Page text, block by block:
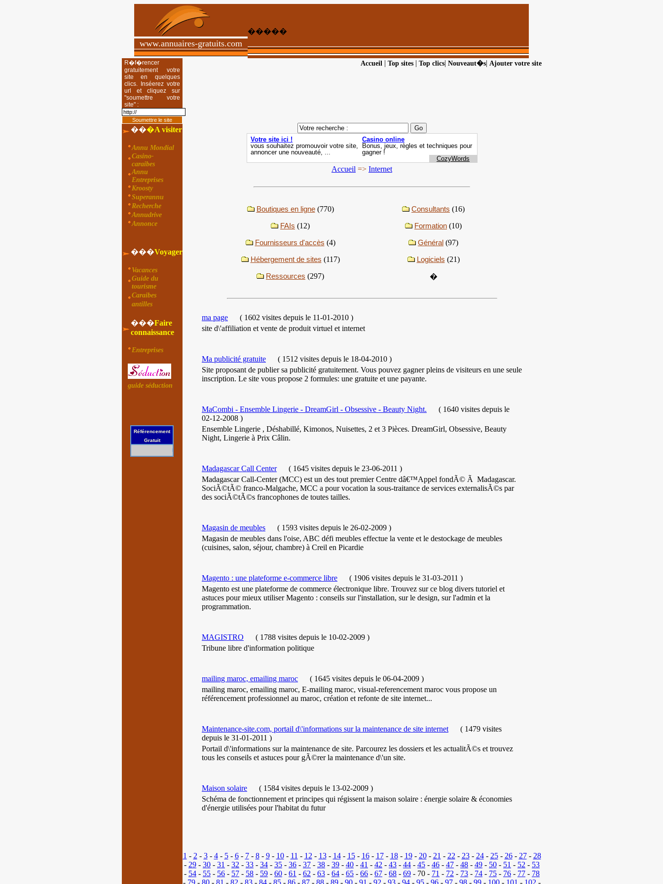
www.annuaires-gratuits.com
�����
R�f�rencer
gratuitement votre
site en quelques
clics. Inséerez votre
url et cliquez sur
"soumettre votre
site" :
���A visiter
Annu Mondial
Casino-
caraibes
Annu
Entreprises
Kroosty
Superannu
Recherche
Annudrive
Annonce
���Voyager
Vacances
Guide du
tourisme
Caraibes
antilles
���Faire
connaissance
Entreprises
guide séduction
Référencement
Gratuit
Référencez gratuitement votre site.
Accueil | Top sites| Top clics| Nouveaut�s| Ajouter votre site
Accueil => Internet
Boutiques en ligne (770) Consultants (16)
FAIs (12) Formation (10)
Fournisseurs d'accès (4) Général (97)
Hébergement de sites (117) Logiciels (21)
Ressources (297) �
ma page ( 1602 visites depuis le 11-01-2010 )
site d\'affiliation et vente de produit virtuel et internet
Ma publicité gratuite ( 1512 visites depuis le 18-04-2010 )
Site proposant de publier sa publicité gratuitement. Vous pouvez gagner pleins de visiteurs en une seule
inscription. Le site vous propose 2 formules: une gratuite et une payante.
MaCombi - Ensemble Lingerie - DreamGirl - Obsessive - Beauty Night. ( 1640 visites depuis le
02-12-2008 )
Ensemble Lingerie , Déshabillé, Kimonos, Nuisettes, 2 et 3 Pièces. DreamGirl, Obsessive, Beauty
Night, Lingerie à Prix Câlin.
Madagascar Call Center( 1645 visites depuis le 23-06-2011 )
Madagascar Call-Center (MCC) est un des tout premier Centre dâ€™Appel fondÃ© Ã Madagascar.
SociÃ©tÃ© franco-Malgache, MCC a pour vocation la sous-traitance de services externalisÃ©s par
des sociÃ©tÃ©s francophones de toutes tailles.
Magasin de meubles ( 1593 visites depuis le 26-02-2009 )
Magasin de meubles dans l'oise, ABC défi meubles effectue la vente et le destockage de meubles
(cuisines, salon, séjour, chambre) à Creil en Picardie
Magento : une plateforme e-commerce libre ( 1906 visites depuis le 31-03-2011 )
Magento est une plateforme de commerce électronique libre. Trouvez sur ce blog divers tutoriel et
astuces pour mieux utiliser Magento : conseils sur l'installation, sur le design, sur l'admin et la
programmation.
MAGISTRO ( 1788 visites depuis le 10-02-2009 )
Tribune libre d'information politique
mailing maroc, emailing maroc ( 1645 visites depuis le 06-04-2009 )
mailing maroc, emailing maroc, E-mailing maroc, visual-referencement maroc vous propose un
référencement professionnel au maroc, création et refonte de site internet...
Maintenance-site.com, portail d\'informations sur la maintenance de site internet ( 1479 visites
depuis le 31-01-2011 )
Portail d\'informations sur la maintenance de site. Parcourez les dossiers et les actualitÃ©s et trouvez
tous les conseils et astuces pour gÃ©rer la maintenance d\'un site.
Maison solaire ( 1584 visites depuis le 13-02-2009 )
Schéma de fonctionnement et principes qui régissent la maison solaire : énergie solaire & économies
d'énergie utilisées pour l'habitat du futur
1 - 2 - 3- 4- 5- 6- 7- 8- 9- 10- 11 - 12 - 13- 14- 15- 16- 17- 18- 19- 20- 21 - 22 - 23- 24- 25- 26- 27- 28
- 29 - 30 - 31 - 32 - 33 - 34 - 35 - 36 - 37 - 38 - 39 - 40 - 41 - 42 - 43 - 44 - 45 - 46 - 47 - 48 - 49 - 50 - 51 - 52 - 53
- 54 - 55 - 56 - 57 - 58 - 59 - 60 - 61 - 62 - 63 - 64 - 65 - 66 - 67 - 68 - 69 - 70 - 71 - 72 - 73 - 74 - 75 - 76 - 77 - 78
- 79 - 80 - 81 - 82 - 83 - 84 - 85 - 86 - 87 - 88 - 89 - 90 - 91 - 92 - 93 - 94 - 95 - 96 - 97 - 98 - 99 - 100 - 101 - 102 -